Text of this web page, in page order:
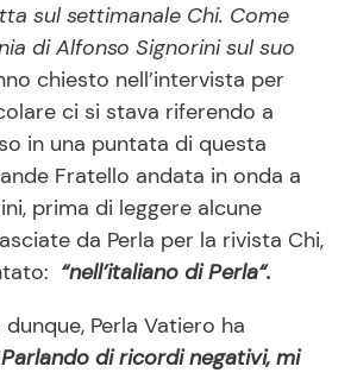
sul settimanale Chi. Come
di Alfonso Signorini sul suo
chiesto nell’intervista per
ci si stava riferendo a
in una puntata di questa
Fratello andata in onda a
prima di leggere alcune
da Perla per la rivista Chi,
“nell’italiano di Perla“.
Perla Vatiero ha
Parlando di ricordi negativi, mi